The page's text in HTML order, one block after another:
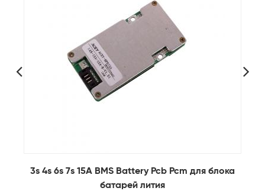
3S-8S 40A 60A Bms литиевая батарея BMS с
балансом